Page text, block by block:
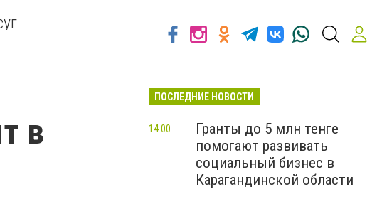
в
ПОСЛЕДНИЕ НОВОСТИ
Гранты до 5 млн тенге
помогают развивать
социальный бизнес в
Карагандинской области
14:00